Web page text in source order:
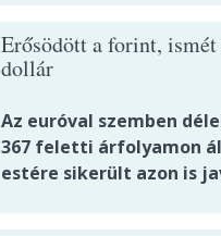
Erősödött a forint,
dollár
Az euróval szemben
367 feletti árfolyamon
estére sikerült azon is